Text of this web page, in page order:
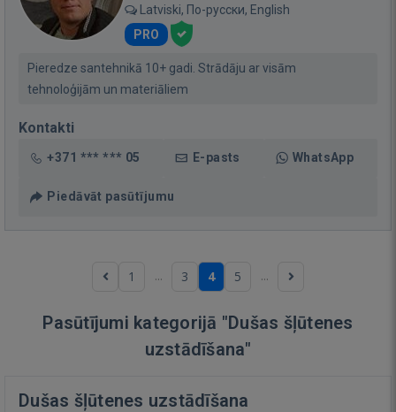
Latviski, По-русски, English
PRO
Pieredze santehnikā 10+ gadi. Strādāju ar visām
tehnoloģijām un materiāliem
Kontakti
+371 *** *** 05 E-pasts WhatsApp
Piedāvāt pasūtījumu
1 ... 3 4 5 ...
Pasūtījumi kategorijā "Dušas šļūtenes
uzstādīšana"
Dušas šļūtenes uzstādīšana